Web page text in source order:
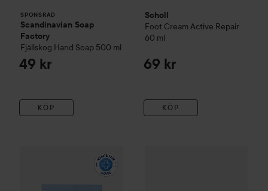
SPONSRAD
Scandinavian Soap
Factory
Fjällskog Hand Soap 500 ml
49 kr
KÖP
Scholl
Foot Cream Active Repair
60 ml
69 kr
KÖP